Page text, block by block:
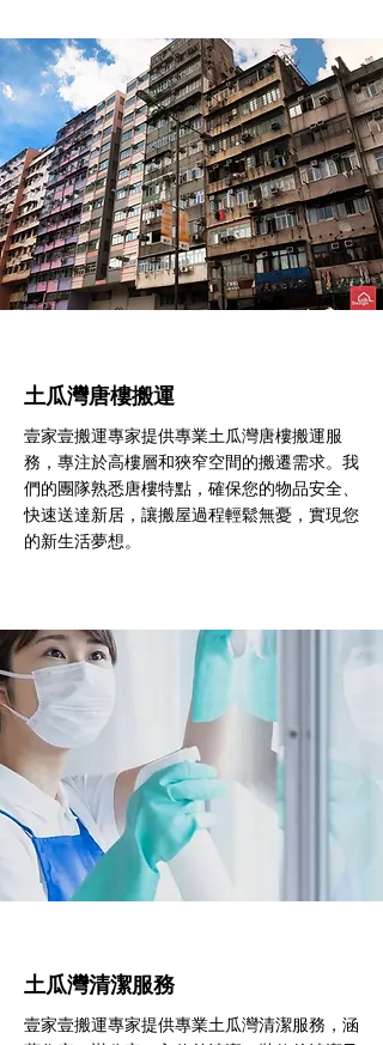
土瓜灣​唐樓搬運
壹家壹搬運專家提供專業土瓜灣唐樓搬運服
務，專注於高樓層和狹窄空間的搬遷需求。我
們的團隊熟悉唐樓特點，確保您的物品安全、
快速送達新居，讓搬屋過程輕鬆無憂，實現您
的新生活夢想。
土瓜灣清潔服務
壹家壹搬運專家提供專業土瓜灣清潔服務，涵